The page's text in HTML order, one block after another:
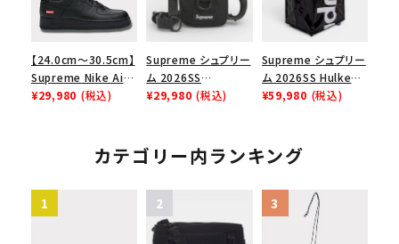
【24.0cm～30.5cm】
Supreme Nike Air
Force 1 Low シュプ
ューズ ブラック
¥29,980 (税込)
Supreme シュプリー
ム 2026SS
Shoulder Bag ショ
¥29,980 (税込)
Supreme シュプリー
ム 2026SS Hulken
Rolling Tote
ブラック
¥59,980 (税込)
カテゴリー内ランキング